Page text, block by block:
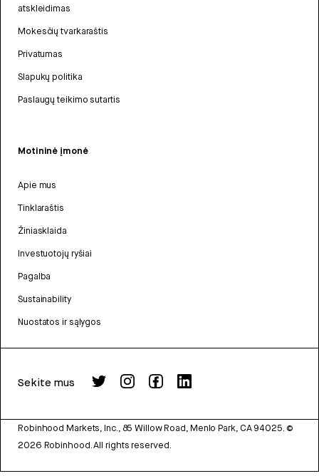
atskleidimas
Mokesčių tvarkaraštis
Privatumas
Slapukų politika
Paslaugų teikimo sutartis
Motininė įmonė
Apie mus
Tinklaraštis
Žiniasklaida
Investuotojų ryšiai
Pagalba
Sustainability
Nuostatos ir sąlygos
Sekite mus
Robinhood Markets, Inc., 85 Willow Road, Menlo Park, CA 94025. ©
2026 Robinhood. All rights reserved.